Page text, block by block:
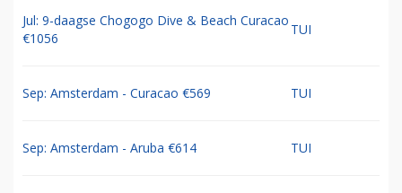
Jul: 9-daagse Chogogo Dive & Beach Curacao
€1056
TUI
Sep: Amsterdam - Curacao €569 TUI
Sep: Amsterdam - Aruba €614 TUI